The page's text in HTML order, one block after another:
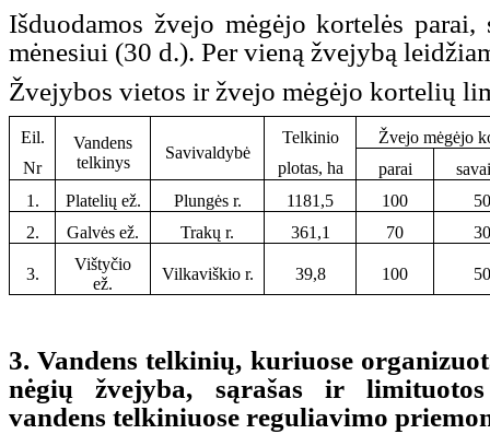
Išduodamos žvejo mėgėjo kortelės
mėnesiui (30 d.). Per vieną žvejybą
Žvejybos vietos ir žvejo mėgėjo kortelių
Eil.
Nr
Vandens
telkinys
Savivaldybė
Telkinio
plotas, ha
Žvejo mėgėjo
parai
1.
Platelių ež. Plungės r. 1181,5 100
50
2.
Galvės ež. Trakų r. 361,1 70 30
3.
Vištyčio
ež.
Vilkaviškio r. 39,8 100 50
3. Vandens telkinių, kuriuose
nėgių žvejyba, sąrašas ir
vandens telkiniuose reguliavimo